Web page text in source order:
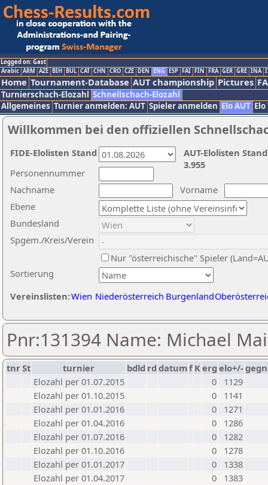
Logged on: Gast
Arabic ARM AZE BIH BUL CAT CHN CRO CZE DEN ENG ESP FAI FIN FRA GER GRE INA
Home Tournament-Database AUT championship Pictures
Turnierschach-Elozahl Schnellschach-Elozahl
Allgemeines Turnier anmelden: AUT Spieler anmelden Elo AUT
Willkommen bei den offiziellen
Nachname
Vorname
Ebene
Sortierung
Personennummer
Bundesland
Spgem./Kreis/Verein
Nur "österreichische" Spieler
Vereinslisten:Wien Niederösterreich Burgenland
AUT-Elolisten
3.955
FIDE-Elolisten Stand
Pnr:131394 Name: Michael
tnrSt turnier bdld rd datumf Kerg elo+/-
Elozahl per 01.07.2015
0
1129
Elozahl per 01.10.2015
0
1141
Elozahl per 01.01.2016
0
1271
Elozahl per 01.04.2016
0
1286
Elozahl per 01.07.2016
0
1282
Elozahl per 01.10.2016
0
1278
Elozahl per 01.01.2017
0
1338
Elozahl per 01.04.2017
0
1383